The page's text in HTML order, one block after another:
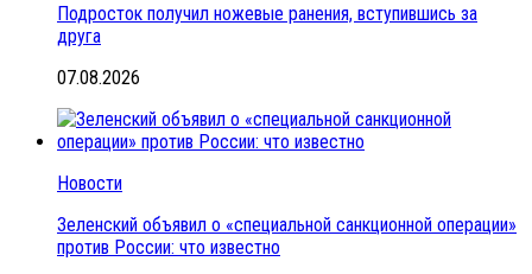
Подросток получил ножевые ранения, вступившись за
друга
07.08.2026
Новости
Зеленский объявил о «специальной санкционной операции»
против России: что известно